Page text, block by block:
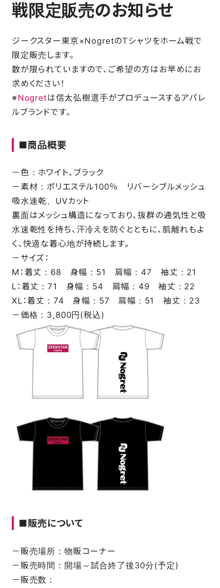
FAN CLUB
マイページはこちら
CSR
PARTNERS
SHOP
CONTACT
お問い合わせ
CSRのご依頼
スクール体験・入会希望
FAQ
戦限定販売のお知らせ
ジークスター東京×NogretのTシャツをホーム戦で
限定販売します。
数が限られていますので、ご希望の方はお早めにお
求めください！
※Nogretは信太弘樹選手がプロデュースするアパレ
ルブランドです。
■商品概要
－色：ホワイト、ブラック
－素材：ポリエステル100％ リバーシブルメッシュ
吸水速乾、UVカット
裏面はメッシュ構造になっており、抜群の通気性と吸
水速乾性を持ち、汗冷えを防ぐとともに、肌離れもよ
く、快適な着心地が持続します。
－サイズ：
M：着丈：68 身幅：51 肩幅 : 47 袖丈 : 21
L：着丈：71 身幅：54 肩幅 : 49 袖丈 : 22
XL：着丈：74 身幅：57 肩幅 : 51 袖丈 : 23
－価格：3,800円(税込)
■販売について
－販売場所：物販コーナー
－販売時間：開場～試合終了後30分(予定)
－販売数：